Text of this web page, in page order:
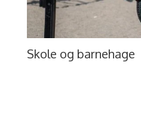
Skole og barnehage